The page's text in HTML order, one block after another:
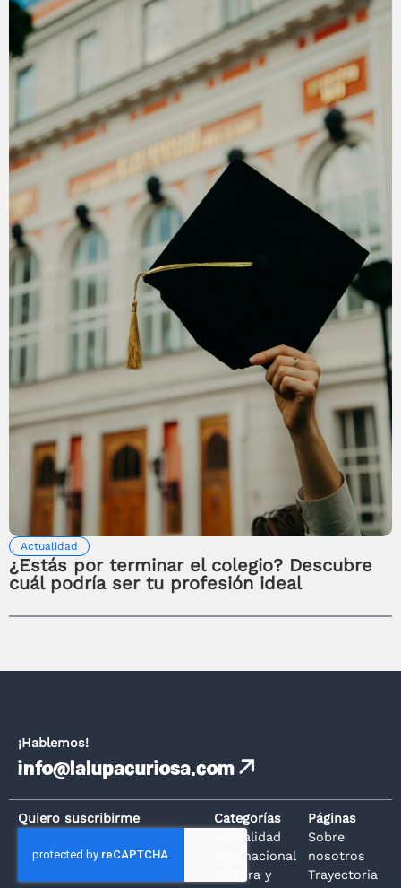
Actualidad
¿Estás por terminar el colegio? Descubre
cuál podría ser tu profesión ideal
¡Hablemos!
info@lalupacuriosa.com
Quiero suscribirme
Categorías
Actualidad
Internacional
Cultura y
Páginas
Sobre
nosotros
Trayectoria